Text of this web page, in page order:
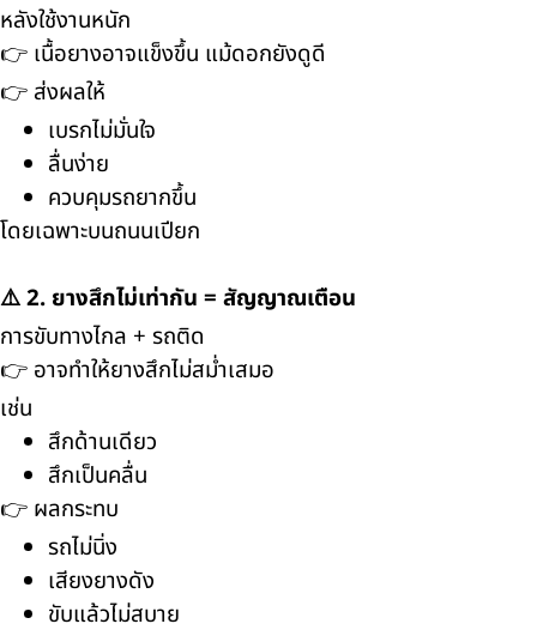
หลังใช้งานหนัก
👉 เนื้อยางอาจแข็งขึ้น แม้ดอกยังดูดี
👉 ส่งผลให้
เบรกไม่มั่นใจ
ลื่นง่าย
ควบคุมรถยากขึ้น
โดยเฉพาะบนถนนเปียก
⚠️ 2. ยางสึกไม่เท่ากัน = สัญญาณเตือน
การขับทางไกล + รถติด
👉 อาจทำให้ยางสึกไม่สม่ำเสมอ
เช่น
สึกด้านเดียว
สึกเป็นคลื่น
👉 ผลกระทบ
รถไม่นิ่ง
เสียงยางดัง
ขับแล้วไม่สบาย